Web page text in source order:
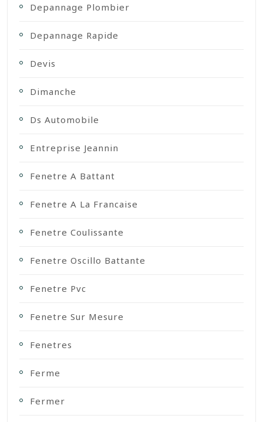
Depannage Plombier
Depannage Rapide
Devis
Dimanche
Ds Automobile
Entreprise Jeannin
Fenetre A Battant
Fenetre A La Francaise
Fenetre Coulissante
Fenetre Oscillo Battante
Fenetre Pvc
Fenetre Sur Mesure
Fenetres
Ferme
Fermer